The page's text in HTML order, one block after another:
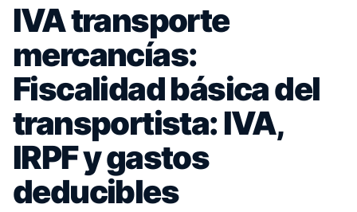
IVA transporte
mercancías:
Fiscalidad básica del
transportista: IVA,
IRPF y gastos
deducibles